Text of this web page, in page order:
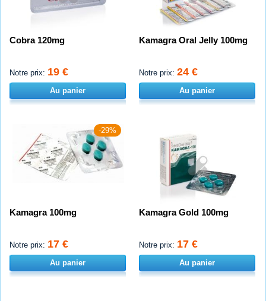
Cobra 120mg
Notre prix: 19 €
Au panier
Kamagra Oral Jelly 100mg
Notre prix: 24 €
Au panier
-29%
Kamagra 100mg
Notre prix: 17 €
Au panier
Kamagra Gold 100mg
Notre prix: 17 €
Au panier